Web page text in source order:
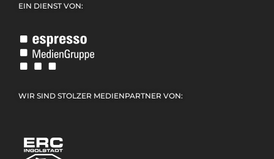
EIN DIENST VON:
WIR SIND STOLZER MEDIENPARTNER VON: